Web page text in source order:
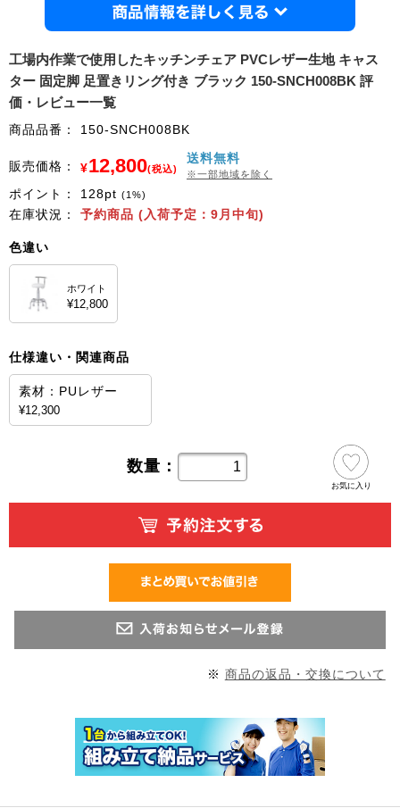
工場内作業で使用したキッチンチェア PVCレザー生地 キャス
ター 固定脚 足置きリング付き ブラック 150-SNCH008BK 評
価・レビュー一覧
商品品番： 150-SNCH008BK
販売価格： ¥12,800(税込)
送料無料
※一部地域を除く
ポイント： 128pt (1%)
在庫状況： 予約商品 (入荷予定：9月中旬)
色違い
ホワイト
¥12,800
仕様違い・関連商品
素材：PUレザー
¥12,300
数量：
お気に入り
※ 商品の返品・交換について